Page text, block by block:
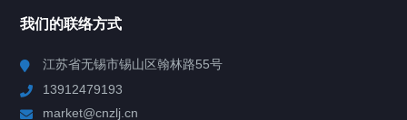
Chiller高精度制冷循环器
我们的联络方式
江苏省无锡市锡山区翰林路55号
13912479193
market@cnzlj.cn